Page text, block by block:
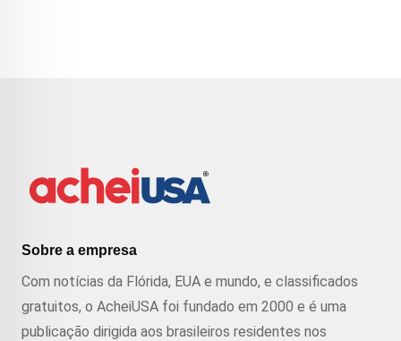
Sobre a empresa
Com notícias da Flórida, EUA e mundo, e classificados
gratuitos, o AcheiUSA foi fundado em 2000 e é uma
publicação dirigida aos brasileiros residentes nos